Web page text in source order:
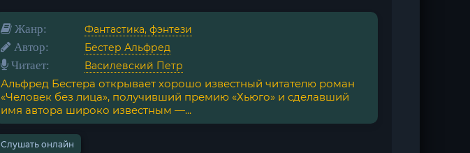
Жанр: Фантастика, фэнтези
Автор: Бестер Альфред
Читает: Василевский Петр
Альфред Бестера открывает хорошо известный читателю роман
«Человек без лица», получивший премию «Хьюго» и сделавший
имя автора широко известным —...
Слушать онлайн